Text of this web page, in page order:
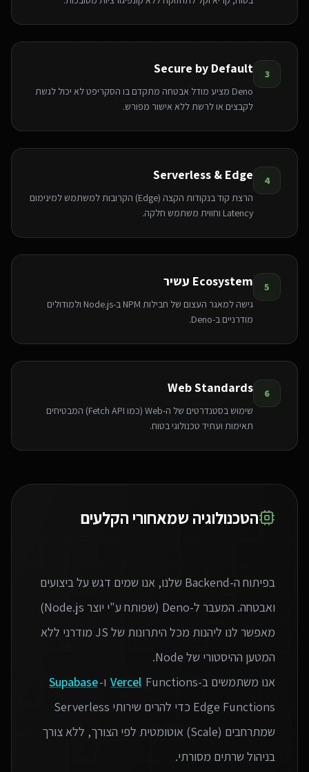
3
Secure by Default
Deno מציע מודל אבטחה מתקדם בו הסקריפט לא יכול לגשת
לקבצים או לרשת ללא אישור מפורש.
4
Serverless & Edge
הרצת קוד בנקודות הקצה (Edge) הקרובות למשתמש למינימום
Latency וחווית משתמש חלקה.
5 Ecosystem עשיר
גישה למאגר העצום של חבילות NPM ב-Node.js ולמודולים
מודרניים ב-Deno.
6
Web Standards
שימוש בסטנדרטים של ה-Web (כמו Fetch API) המבטיחים
תאימות ועתיד טכנולוגי בטוח.
הטכנולוגיה שמאחורי הקלעים
בפיתוח ה-Backend שלנו, אנו שמים דגש על ביצועים
ואבטחה. המעבר ל-Deno (שפותח ע"י יוצר Node.js)
מאפשר לנו ליהנות מכל היתרונות של JS מודרני ללא
אנו משתמשים ב-
Vercel Functions ו-
Supabase
Edge Functions כדי להרים שירותי Serverless
שמתרחבים (Scale) אוטומטית לפי הצורך, ללא צורך